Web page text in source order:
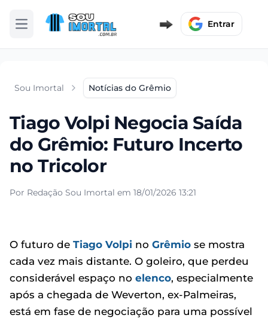
Abrir menu Entrar
Sou Imortal Notícias do Grêmio
Tiago Volpi Negocia Saída
do Grêmio: Futuro Incerto
no Tricolor
Por Redação Sou Imortal em 18/01/2026 13:21
O futuro de Tiago Volpi no Grêmio se mostra
cada vez mais distante. O goleiro, que perdeu
considerável espaço no elenco, especialmente
após a chegada de Weverton, ex-Palmeiras,
está em fase de negociação para uma possível